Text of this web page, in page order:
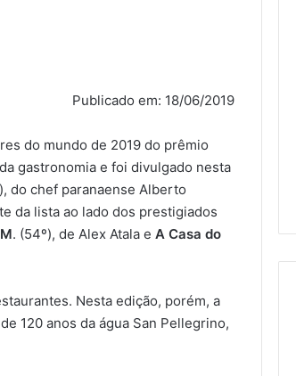
Publicado em: 18/06/2019
do mundo de 2019 do prêmio
gastronomia e foi divulgado nesta
do chef paranaense Alberto
da lista ao lado dos prestigiados
. (54º), de Alex Atala e A Casa do
Nesta edição, porém, a
120 anos da água San Pellegrino,